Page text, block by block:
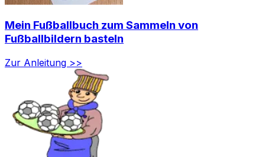
Mein Fußballbuch zum Sammeln von
Fußballbildern basteln
Zur Anleitung >>